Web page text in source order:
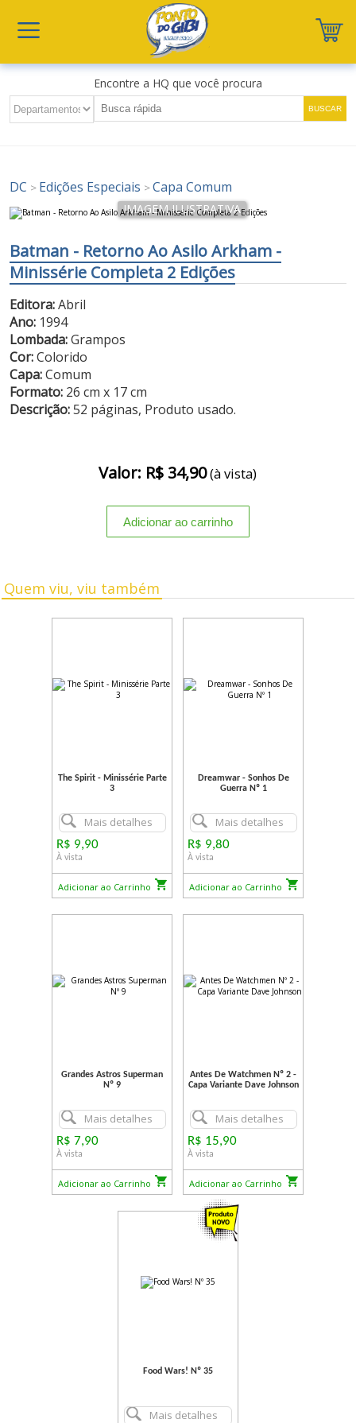
Encontre a HQ que você procura
DC > Edições Especiais >Capa Comum
Batman - Retorno Ao Asilo Arkham -
Minissérie Completa 2 Edições
Editora:Abril
Ano: 1994
Lombada:Grampos
Cor:Colorido
Capa:Comum
Formato: 26 cm x 17 cm
Descrição:52 páginas, Produto usado.
Valor: R$ 34,90(à vista)
Quem viu, viu também
The Spirit - Minissérie Parte
3
Mais detalhes
R$ 9,90
À vista
Adicionar ao Carrinho
Dreamwar - Sonhos De
Guerra Nº 1
Mais detalhes
R$ 9,80
À vista
Adicionar ao Carrinho
Grandes Astros Superman
Nº 9
Mais detalhes
R$ 7,90
À vista
Adicionar ao Carrinho
Antes De Watchmen Nº 2 -
Capa Variante Dave Johnson
Mais detalhes
R$ 15,90
À vista
Adicionar ao Carrinho
Food Wars! Nº 35
Mais detalhes